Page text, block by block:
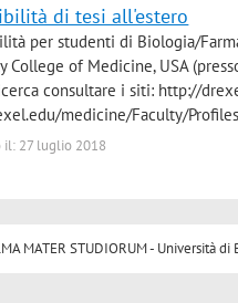
di tesi all'estero
per studenti di Biologia/
College of Medicine, USA
consultare i siti: http://
medicine/Faculty/
il: 27 luglio 2018
MATER STUDIORUM - Università